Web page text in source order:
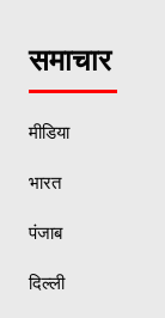
समाचार
मीडिया
भारत
पंजाब
दिल्ली